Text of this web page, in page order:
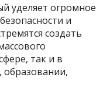
уделяет огромное
и
создать
так и в
образовании,